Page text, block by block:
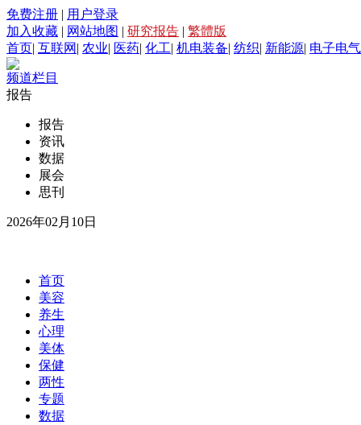
免费注册 | 用户登录
加入收藏 | 网站地图 | 研究报告 | 繁體版
首页| 互联网 | 农业| 医药| 化工| 机电装备| 纺织| 新能源| 电子电气
频道栏目
报告
报告
资讯
数据
展会
思刊
2026年02月10日
首页
美容
养生
心理
美体
保健
两性
专题
数据